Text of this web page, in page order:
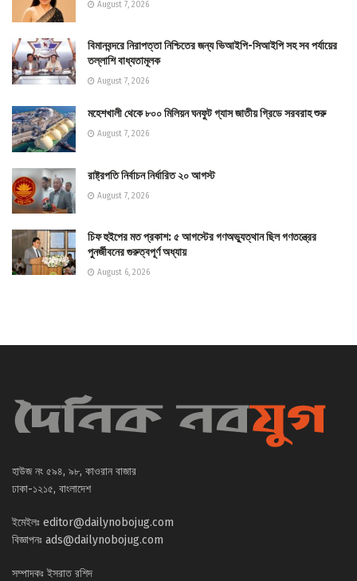
August 7, 2026
বিমানবন্দরে নিরাপত্তা নিশ্চিতের জন্য ভিআইপি-সিআইপি সহ সব পর্যায়ের
তল্লাশি বাধ্যতামূলক
August 7, 2026
মহেশখালী থেকে ৮০০ মিলিয়ন ঘনফুট গ্যাস জাতীয় গ্রিডে সরবরাহ শুরু
August 7, 2026
রাষ্ট্রপতি নির্বাচন নির্ধারিত ২০ আগস্ট
August 7, 2026
চিফ হুইপের মত প্রকাশ: ৫ আগস্টের গণঅভ্যুত্থান ছিল গণতন্ত্রের
পুনর্জীবনের গুরুত্বপূর্ণ অধ্যায়
August 6, 2026
হাউজ নং ৫৯৪, ৯৮, কাওরান বাজার
ঢাকা-১২১৫, বাংলাদেশ
ইমেইলঃ editor@dailynobojug.com
বিজ্ঞাপনঃ ads@dailynobojug.com
সম্পাদকঃ ইসরাত রশিদ